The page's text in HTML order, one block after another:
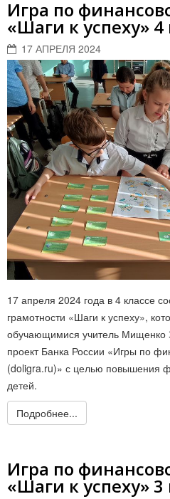
Игра по
«Шаги к успеху» 4
17 АПРЕЛЯ 2024
17 апреля 2024 года в 4 классе
грамотности «Шаги к успеху»,
обучающимися учитель Мищенко
проект Банка России «Игры по
(doligra.ru)» с целью повышения
детей.
Подробнее...
Игра по
«Шаги к успеху» 3